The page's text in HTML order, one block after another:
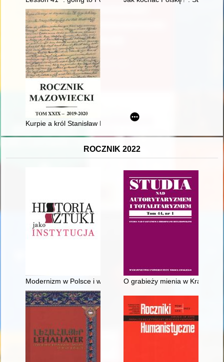
Kurpie a król Stanisław Leszczyński : (przypomnienie źródeł
ROCZNIK 2022
Modernizm w Polsce i w polskiej historii sztuki : postulaty
O grabieży mienia w Kraju